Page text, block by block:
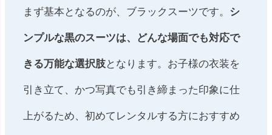
まず基本となるのが、ブラックスーツです。 シ
ンプルな黒のスーツは、どんな場面でも対応で
きる万能な選択肢となります。お子様の衣装を
引き立て、かつ写真でも引き締まった印象に仕
上がるため、初めてレンタルする方におすすめ